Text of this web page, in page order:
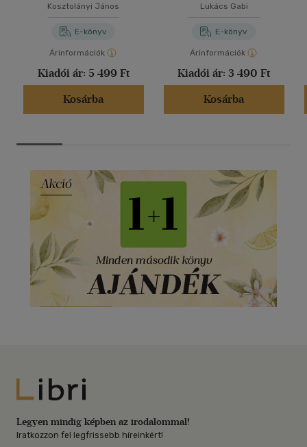
Kosztolányi János
E-könyv
Árinformációk
Kiadói ár: 5 499 Ft
Kosárba
Lukács Gabi
E-könyv
Árinformációk
Kiadói ár: 3 490 Ft
Kosárba
Libri
Legyen mindig képben az irodalommal!
Iratkozzon fel legfrissebb híreinkért!